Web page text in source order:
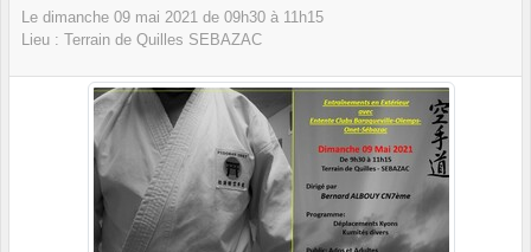
Le dimanche 09 mai 2021 de 09h30 à 11h15
Lieu : Terrain de Quilles SEBAZAC